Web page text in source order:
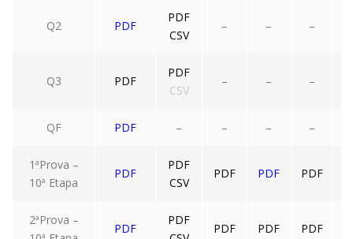
Q2 PDF
PDF
CSV
– – –
Q3 PDF
PDF
CSV
– – –
QF PDF – – – –
1ªProva –
10ª Etapa
PDF
PDF
CSV
PDF PDF PDF
2ªProva –
PDF
PDF
PDF PDF PDF